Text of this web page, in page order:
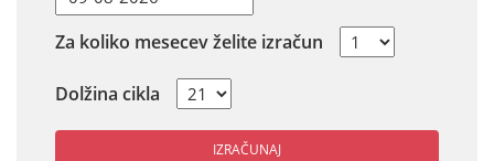
Za koliko mesecev želite izračun
Dolžina cikla
IZRAČUNAJ